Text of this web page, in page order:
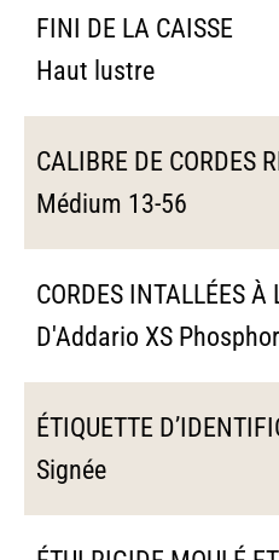
FINI DE LA CAISSE
Haut lustre
CALIBRE DE CORDES
Médium 13-56
CORDES INTALLÉES À
D'Addario XS
ÉTIQUETTE
Signée